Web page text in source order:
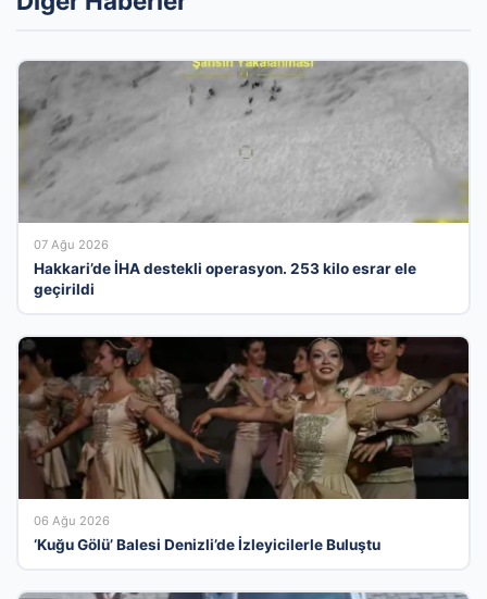
07 Ağu 2026
Hakkari’de İHA destekli operasyon. 253 kilo esrar ele
geçirildi
06 Ağu 2026
‘Kuğu Gölü’ Balesi Denizli’de İzleyicilerle Buluştu